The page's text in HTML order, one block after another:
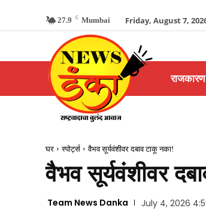
27.9 C Mumbai Friday, August 7,
राजकारण
घर स्पोर्ट्स वैभव सूर्यवंशीवर दबाव टाकू नका!
वैभव सूर्यवंशीवर
Team News Danka July 4, 2026